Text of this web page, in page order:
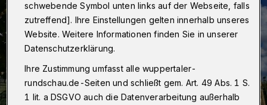
schwebende Symbol unten links auf der Webseite, falls
zutreffend]. Ihre Einstellungen gelten innerhalb unseres
Website. Weitere Informationen finden Sie in unserer
Datenschutzerklärung.
Ihre Zustimmung umfasst alle wuppertaler-
rundschau.de-Seiten und schließt gem. Art. 49 Abs. 1 S.
1 lit. a DSGVO auch die Datenverarbeitung außerhalb